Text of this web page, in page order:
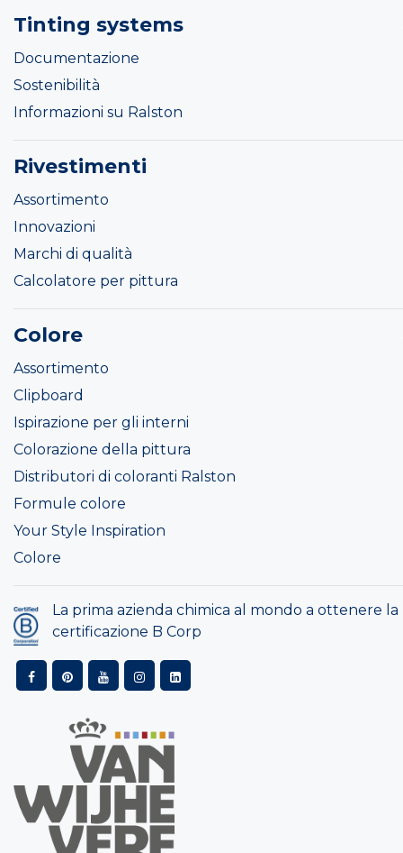
Tinting systems
Documentazione
Sostenibilità
Informazioni su Ralston
Rivestimenti
Assortimento
Innovazioni
Marchi di qualità
Calcolatore per pittura
Colore
Assortimento
Clipboard
Ispirazione per gli interni
Colorazione della pittura
Distributori di coloranti Ralston
Formule colore
Your Style Inspiration
Colore
La prima azienda chimica al mondo a ottenere la
certificazione B Corp